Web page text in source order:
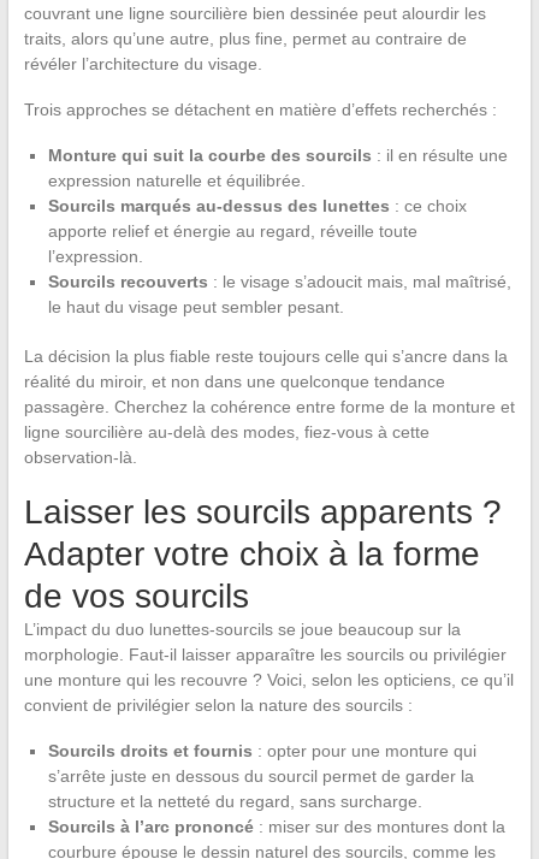
couvrant une ligne sourcilière bien dessinée peut alourdir les
traits, alors qu’une autre, plus fine, permet au contraire de
révéler l’architecture du visage.
Trois approches se détachent en matière d’effets recherchés :
Monture qui suit la courbe des sourcils : il en résulte une
expression naturelle et équilibrée.
Sourcils marqués au-dessus des lunettes : ce choix
apporte relief et énergie au regard, réveille toute
l’expression.
Sourcils recouverts : le visage s’adoucit mais, mal maîtrisé,
le haut du visage peut sembler pesant.
La décision la plus fiable reste toujours celle qui s’ancre dans la
réalité du miroir, et non dans une quelconque tendance
passagère. Cherchez la cohérence entre forme de la monture et
ligne sourcilière au-delà des modes, fiez-vous à cette
observation-là.
Laisser les sourcils apparents ?
Adapter votre choix à la forme
de vos sourcils
L’impact du duo lunettes-sourcils se joue beaucoup sur la
morphologie. Faut-il laisser apparaître les sourcils ou privilégier
une monture qui les recouvre ? Voici, selon les opticiens, ce qu’il
convient de privilégier selon la nature des sourcils :
Sourcils droits et fournis : opter pour une monture qui
s’arrête juste en dessous du sourcil permet de garder la
structure et la netteté du regard, sans surcharge.
Sourcils à l’arc prononcé: miser sur des montures dont la
courbure épouse le dessin naturel des sourcils, comme les